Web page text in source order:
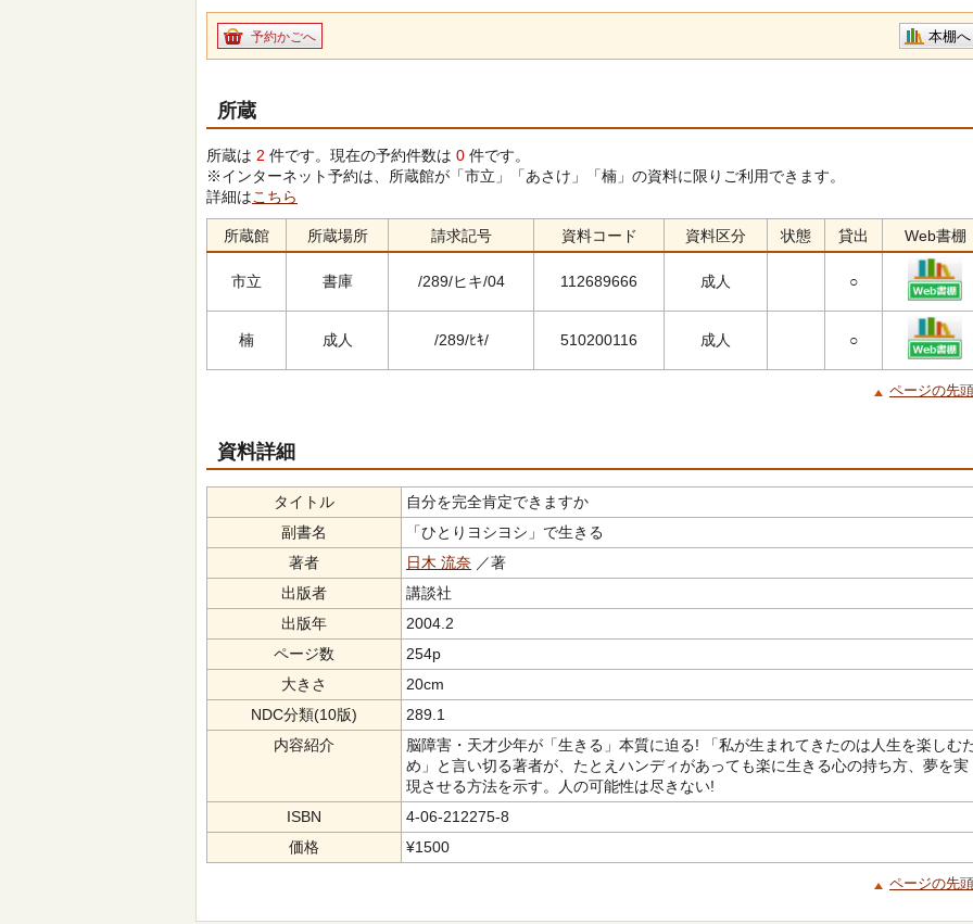
予約かごへ 本棚へ
所蔵
所蔵は 2 件です。現在の予約件数は 0 件です。
※インターネット予約は、所蔵館が「市立」「あさけ」「楠」の資料に限りご利用できます。
詳細はこちら
所蔵館 所蔵場所 請求記号 資料コード 資料区分 状態 貸出 Web書棚
市立 書庫 /289/ヒキ/04 112689666 成人 ○
楠 成人 /289/ﾋｷ/ 510200116 成人 ○
ページの先
資料詳細
タイトル
自分を完全肯定できますか
副書名
「ひとりヨシヨシ」で生きる
著者
日木 流奈 ／著
出版者
講談社
出版年
2004.2
ページ数
254p
大きさ
20cm
NDC分類(10版)
289.1
内容紹介
脳障害・天才少年が「生きる」本質に迫る! 「私が生まれてきたのは人生を楽しむ
め」と言い切る著者が、たとえハンディがあっても楽に生きる心の持ち方、夢を実
現させる方法を示す。人の可能性は尽きない!
ISBN
4-06-212275-8
価格
¥1500
ページの先